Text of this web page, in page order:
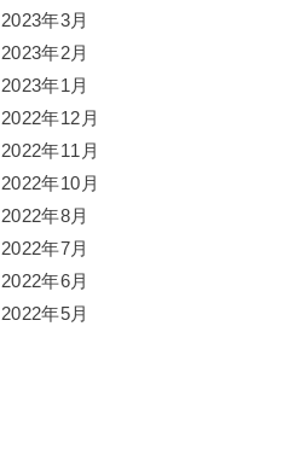
2023年3月
2023年2月
2023年1月
2022年12月
2022年11月
2022年10月
2022年8月
2022年7月
2022年6月
2022年5月